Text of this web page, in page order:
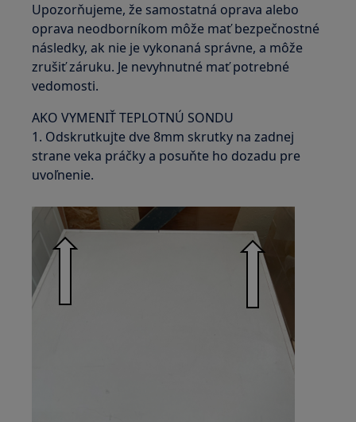
Upozorňujeme, že samostatná oprava alebo
oprava neodborníkom môže mať bezpečnostné
následky, ak nie je vykonaná správne, a môže
zrušiť záruku. Je nevyhnutné mať potrebné
vedomosti.
AKO VYMENIŤ TEPLOTNÚ SONDU
1. Odskrutkujte dve 8mm skrutky na zadnej
strane veka práčky a posuňte ho dozadu pre
uvoľnenie.